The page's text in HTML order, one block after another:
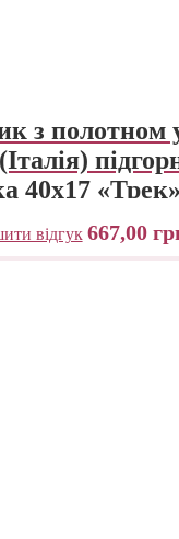
з полотном
40х17
відгук 667,00